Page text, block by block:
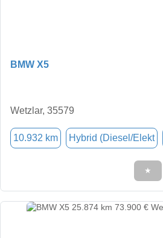
BMW X5
Wetzlar, 35579
10.932 km Hybrid (Diesel/Elekt
★